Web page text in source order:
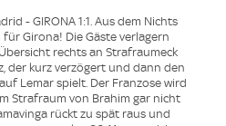
- GIRONA 1:1. Aus dem Nichts
Girona! Die Gäste verlagern
rechts an Strafraumeck
der kurz verzögert und dann den
Lemar spielt. Der Franzose wird
Strafraum von Brahim gar nicht
rückt zu spät raus und